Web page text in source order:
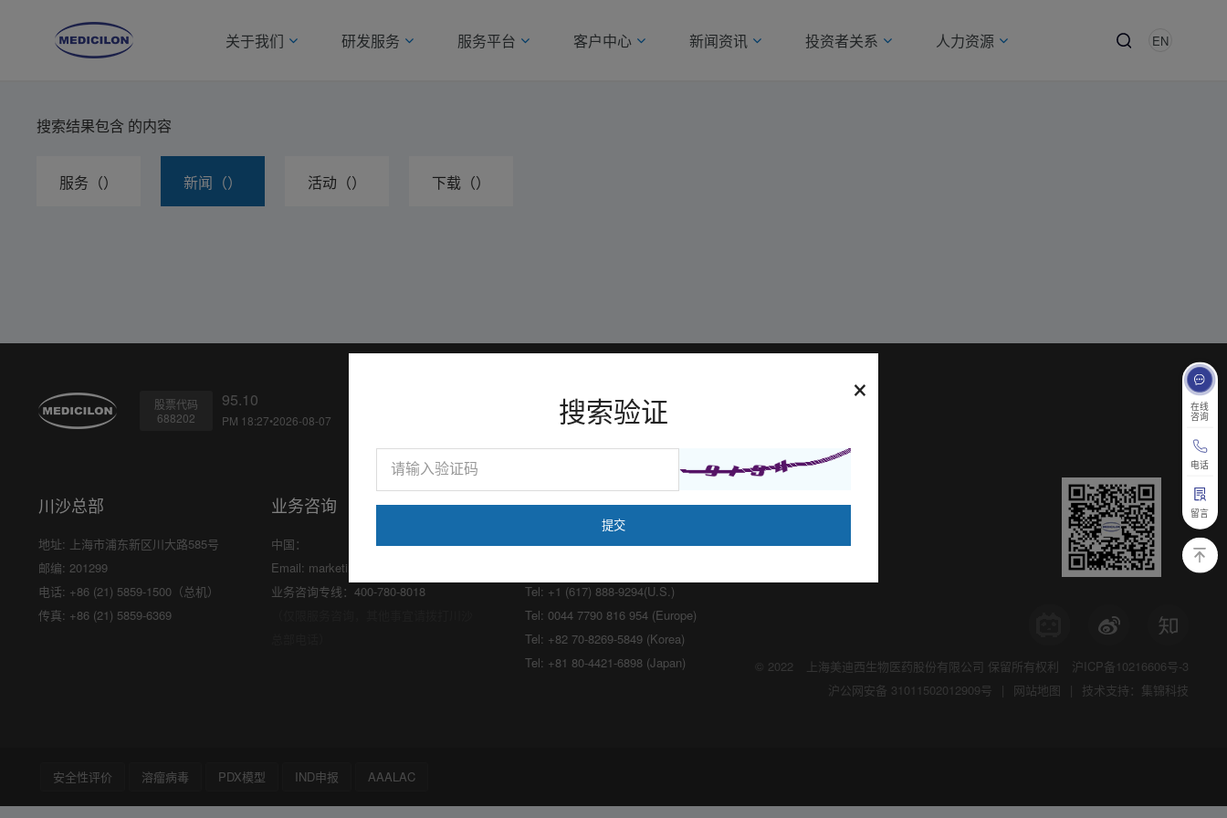
关于我们 研发服务 服务平台 客户中心 新闻资讯 投资者关系 人力资源 EN
在线
咨询
电话
留言
搜索结果包含 的内容
服务（） 新闻（） 活动（） 下载（）
股票代码
688202
95.10
PM 18:27•2026-08-07
川沙总部
地址: 上海市浦东新区川大路585号
邮编: 201299
电话: +86 (21) 5859-1500（总机）
传真: +86 (21) 5859-6369
业务咨询
中国：
Email: marketing@medicilon.com
业务咨询专线：400-780-8018
海外：
Tel: +1 (617) 888-9294(U.S.)
Tel: 0044 7790 816 954 (Europe)
Tel: +82 70-8269-5849 (Korea)
Tel: +81 80-4421-6898 (Japan)
© 2022 上海美迪西生物医药股份有限公司 保留所有权利
沪ICP备10216606号-3
沪公网安备 31011502012909号
| 网站地图 | 技术支持：集锦科技
安全性评价 溶瘤病毒 PDX模型 IND申报 AAALAC
×
搜索验证